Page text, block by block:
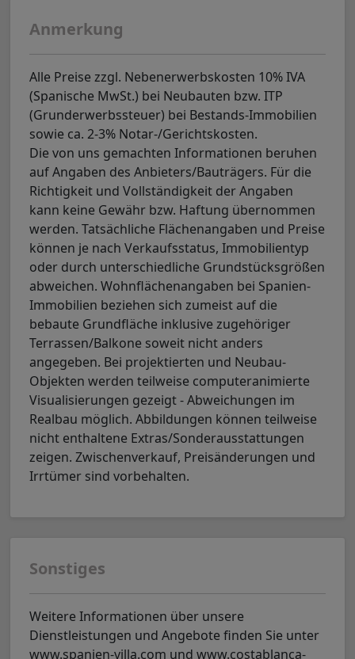
Anmerkung
Alle Preise zzgl. Nebenerwerbskosten 10% IVA
(Spanische MwSt.) bei Neubauten bzw. ITP
(Grunderwerbssteuer) bei Bestands-Immobilien
sowie ca. 2-3% Notar-/Gerichtskosten.
Die von uns gemachten Informationen beruhen
auf Angaben des Anbieters/Bauträgers. Für die
Richtigkeit und Vollständigkeit der Angaben
kann keine Gewähr bzw. Haftung übernommen
werden. Tatsächliche Flächenangaben und Preise
können je nach Verkaufsstatus, Immobilientyp
oder durch unterschiedliche Grundstücksgrößen
abweichen. Wohnflächenangaben bei Spanien-
Immobilien beziehen sich zumeist auf die
bebaute Grundfläche inklusive zugehöriger
Terrassen/Balkone soweit nicht anders
angegeben. Bei projektierten und Neubau-
Objekten werden teilweise computeranimierte
Visualisierungen gezeigt - Abweichungen im
Realbau möglich. Abbildungen können teilweise
nicht enthaltene Extras/Sonderausstattungen
zeigen. Zwischenverkauf, Preisänderungen und
Irrtümer sind vorbehalten.
Sonstiges
Weitere Informationen über unsere
Dienstleistungen und Angebote finden Sie unter
www.spanien-villa.com und www.costablanca-